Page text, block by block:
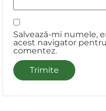
Salvează-mi numele,
acest navigator
comentez.